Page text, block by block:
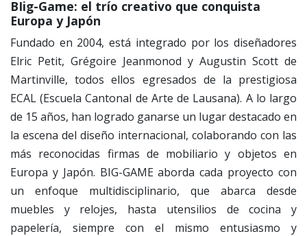
BIig-Game: el trío creativo que conquista
Europa y Japón
Fundado en 2004, está integrado por los diseñadores
Elric Petit, Grégoire Jeanmonod y Augustin Scott de
Martinville, todos ellos egresados de la prestigiosa
ECAL (Escuela Cantonal de Arte de Lausana). A lo largo
de 15 años, han logrado ganarse un lugar destacado en
la escena del diseño internacional, colaborando con las
más reconocidas firmas de mobiliario y objetos en
Europa y Japón. BIG-GAME aborda cada proyecto con
un enfoque multidisciplinario, que abarca desde
muebles y relojes, hasta utensilios de cocina y
papelería, siempre con el mismo entusiasmo y